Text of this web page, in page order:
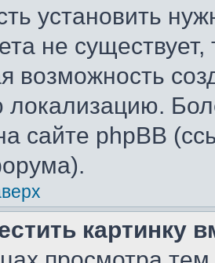
установить
не
возможность
локализацию.
сайте phpBB
картинку